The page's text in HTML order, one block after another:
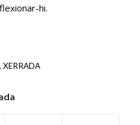
hi.
, XERRADA